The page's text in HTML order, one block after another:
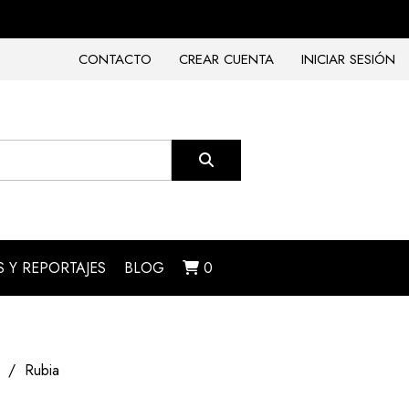
CONTACTO
CREAR CUENTA INICIAR SESIÓN
Y REPORTAJES BLOG 0
Rubia